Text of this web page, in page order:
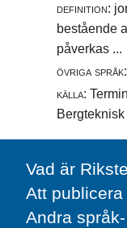
definition:
bestående
påverkas ...
övriga språk:
källa:
Vad är
Att
Andra